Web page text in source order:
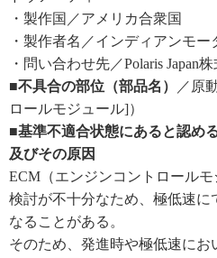
・製作国／アメリカ合衆国
・製作者名／インディアンモ
・問い合わせ先／Polaris Japan
■不具合の部位（部品名）
／原
ロールモジュール]）
■基準不適合状態にあると認め
及びその原因
ECM（エンジンコントロール
検討が不十分なため、極低速に
なることがある。
そのため、発進時や極低速に